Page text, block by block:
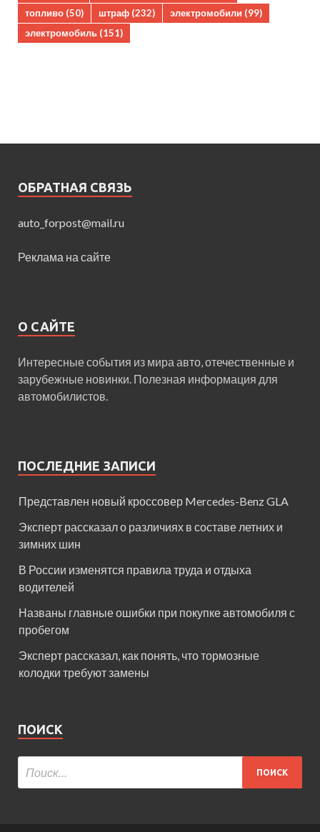
топливо (50) штраф (232) электромобили (99)
электромобиль (151)
ОБРАТНАЯ СВЯЗЬ
auto_forpost@mail.ru
Реклама на сайте
О САЙТЕ
Интересные события из мира авто, отечественные и
зарубежные новинки. Полезная информация для
автомобилистов.
ПОСЛЕДНИЕ ЗАПИСИ
Представлен новый кроссовер Mercedes-Benz GLA
Эксперт рассказал о различиях в составе летних и
зимних шин
В России изменятся правила труда и отдыха
водителей
Названы главные ошибки при покупке автомобиля с
пробегом
Эксперт рассказал, как понять, что тормозные
колодки требуют замены
ПОИСК